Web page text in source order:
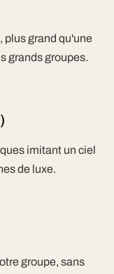
plus grand qu'une
grands groupes.
imitant un ciel
de luxe.
groupe, sans